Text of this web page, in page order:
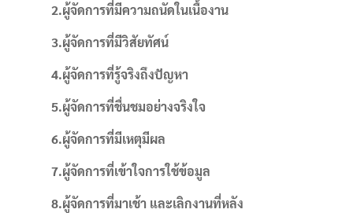
2.ผู้จัดการที่มีความถนัดในเนื้องาน
3.ผู้จัดการที่มีวิสัยทัศน์
4.ผู้จัดการที่รู้จริงถึงปัญหา
5.ผู้จัดการที่ชื่นชมอย่างจริงใจ
6.ผู้จัดการที่มีเหตุมีผล
7.ผู้จัดการที่เข้าใจการใช้ข้อมูล
8.ผู้จัดการที่มาเช้า และเลิกงานที่หลัง